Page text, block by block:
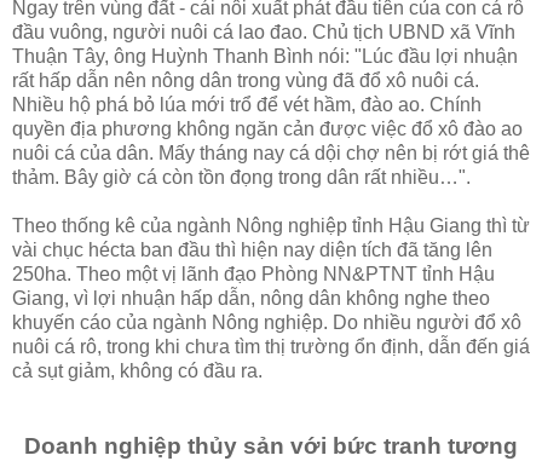
Ngay trên vùng đất - cái nôi xuất phát đầu tiên của con cá rô
đầu vuông, người nuôi cá lao đao. Chủ tịch UBND xã Vĩnh
Thuận Tây, ông Huỳnh Thanh Bình nói: "Lúc đầu lợi nhuận
rất hấp dẫn nên nông dân trong vùng đã đổ xô nuôi cá.
Nhiều hộ phá bỏ lúa mới trổ để vét hầm, đào ao. Chính
quyền địa phương không ngăn cản được việc đổ xô đào ao
nuôi cá của dân. Mấy tháng nay cá dội chợ nên bị rớt giá thê
thảm. Bây giờ cá còn tồn đọng trong dân rất nhiều…".
Theo thống kê của ngành Nông nghiệp tỉnh Hậu Giang thì từ
vài chục hécta ban đầu thì hiện nay diện tích đã tăng lên
250ha. Theo một vị lãnh đạo Phòng NN&PTNT tỉnh Hậu
Giang, vì lợi nhuận hấp dẫn, nông dân không nghe theo
khuyến cáo của ngành Nông nghiệp. Do nhiều người đổ xô
nuôi cá rô, trong khi chưa tìm thị trường ổn định, dẫn đến giá
cả sụt giảm, không có đầu ra.
Doanh nghiệp thủy sản với bức tranh tương